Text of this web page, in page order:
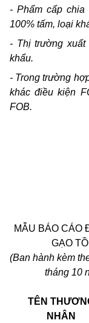
- Phẩm cấp chia
100% tấm, loại
- Thị trường
khẩu.
- Trong trường
khác điều kiện
FOB.
MẪU BÁO CÁO
GẠO
(Ban hành kèm
tháng 10
TÊN
NHÂN